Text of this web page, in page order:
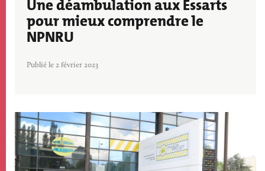
Une déambulation aux Essarts
pour mieux comprendre le
NPNRU
Publié le 2 février 2023
Image